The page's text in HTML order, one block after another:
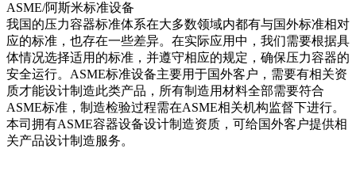
ASME/阿斯米标准设备
我国的压力容器标准体系在大多数领域内都有与国外标准相对
应的标准，也存在一些差异。在实际应用中，我们需要根据具
体情况选择适用的标准，并遵守相应的规定，确保压力容器的
安全运行。ASME标准设备主要用于国外客户，需要有相关资
质才能设计制造此类产品，所有制造用材料全部需要符合
ASME标准，制造检验过程需在ASME相关机构监督下进行。
本司拥有ASME容器设备设计制造资质，可给国外客户提供相
关产品设计制造服务。